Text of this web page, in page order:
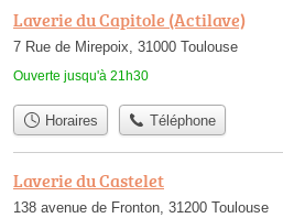
Laverie du Capitole (Actilave)
7 Rue de Mirepoix, 31000 Toulouse
Ouverte jusqu'à 21h30
Horaires Téléphone
Laverie du Castelet
138 avenue de Fronton, 31200 Toulouse